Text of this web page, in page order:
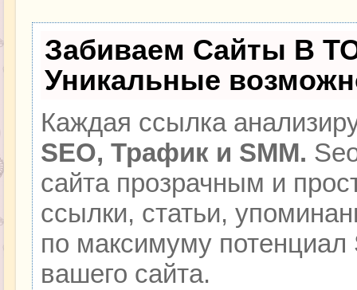
Забиваем Сайты В
Уникальные
Каждая ссылка
SEO, Трафик и SMM.
сайта прозрачным и
ссылки, статьи,
по максимуму
вашего сайта.